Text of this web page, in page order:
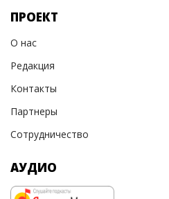
ПРОЕКТ
О нас
Редакция
Контакты
Партнеры
Сотрудничество
АУДИО